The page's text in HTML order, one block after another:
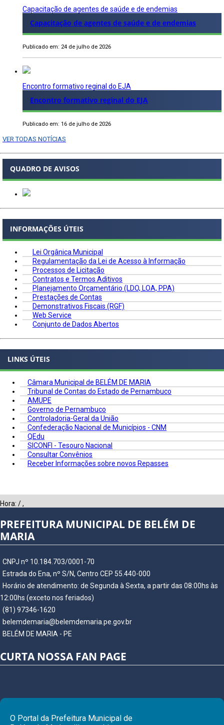
Capacitação de agentes de saúde e de endemias
Capacitação de agentes de saúde e de endemias
Publicado em: 24 de julho de 2026
Encontro formativo reginal do EJA
Encontro formativo reginal do EJA
Publicado em: 16 de julho de 2026
VER TODAS NOTÍCIAS
QUADRO DE AVISOS
INFORMAÇÕES ÚTEIS
Lei Orgânica Municipal
Regulamentação da Lei de Acesso à Informação
Processos de Licitação
Contratos e Termos Aditivos
Planejamento Orçamentário (LDO, LOA, PPA)
Prestações de Contas
Demonstrativos Fiscais (RGF)
Web Service
Conjunto de Dados Abertos
LINKS ÚTEIS
Câmara Municipal de BELÉM DE MARIA
Tribunal de Contas do Estado de Pernambuco
AMUPE
Governo de Pernambuco
Controladoria-Geral da União
Confederação Nacional de Municípios - CNM
QEdu
SICONFI - Tesouro Nacional
Consultar Convênios
Receber Informações sobre novos Repasses
Hora: /,
PREFEITURA MUNICIPAL DE BELÉM DE
MARIA
CNPJ nº 10.184.703/0001-70
Estrada do Ena, nº S/N, Centro CEP 55.440-000
Horário de atendimento: de Segunda à Sexta, a partir das 08:00hs às
12:00hs (exceto nos feriados)
(81) 97346-1620
belemdemaria@belemdemaria.pe.gov.br
BELÉM DE MARIA - PE
CURTA NOSSA FAN PAGE
O Portal da Prefeitura Municipal de